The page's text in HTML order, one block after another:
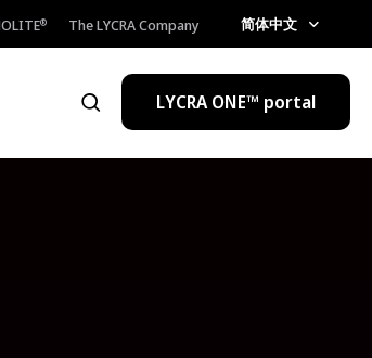
® The LYCRA Company 简体中文
打开搜索 LYCRA ONE™ portal